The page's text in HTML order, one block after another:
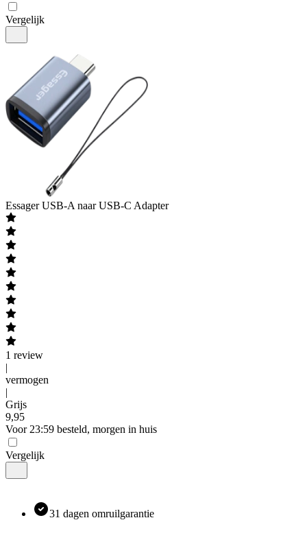
Vergelijk
Essager USB-A naar USB-C Adapter
1 review
|
vermogen
|
Grijs
9,95
Voor 23:59 besteld, morgen in huis
Vergelijk
31 dagen omruilgarantie